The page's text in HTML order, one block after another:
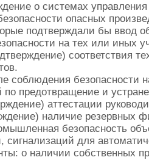
о системах
опасных
подтверждали бы ввод
на тех или иных
соответствия
соблюдения безопасности
предотвращение и
аттестации
наличие резервных
безопасность
сигнализаций для
о наличии собственных